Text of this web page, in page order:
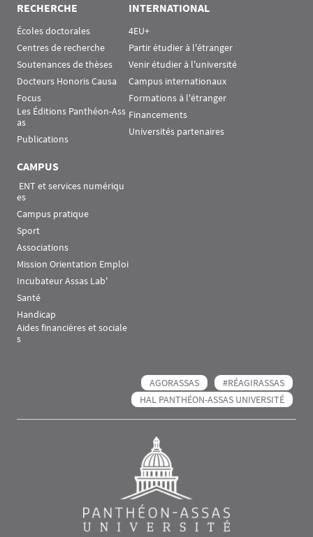
RECHERCHE
Écoles doctorales
Centres de recherche
Soutenances de thèses
Docteurs Honoris Causa
Focus
Les Éditions Panthéon-Ass
as
Publications
INTERNATIONAL
4EU+
Partir étudier à l'étranger
Venir étudier à l'université
Campus internationaux
Formations à l'étranger
Financements
Universités partenaires
CAMPUS
es
Campus pratique
Sport
Associations
Mission Orientation Emploi
Incubateur Assas Lab'
Santé
Handicap
Aides financières et sociale
s
AGORASSAS
#RÉAGIRASSAS
HAL PANTHÉON-ASSAS UNIVERSITÉ